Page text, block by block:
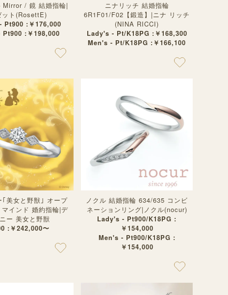
/ 鏡 結婚指輪|
ット(RosettE)
Pt900 :￥176,000
:￥198,000
ニナリッチ 結婚指輪
6R1F01/F02【鍛造】|ニナ リッチ
(NINA RICCI)
Lady's - Pt/K18PG :￥168,300
Men's - Pt/K18PG :￥166,100
｢美女と野獣｣ オープ
マインド 婚約指輪|デ
ー 美女と野獣
:￥242,000〜
ノクル 結婚指輪 634/635 コンビ
ネーションリング|ノクル(nocur)
Lady's - Pt900/K18PG :
￥154,000
Men's - Pt900/K18PG :
￥154,000